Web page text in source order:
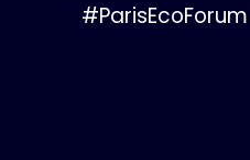
#ParisEcoForum